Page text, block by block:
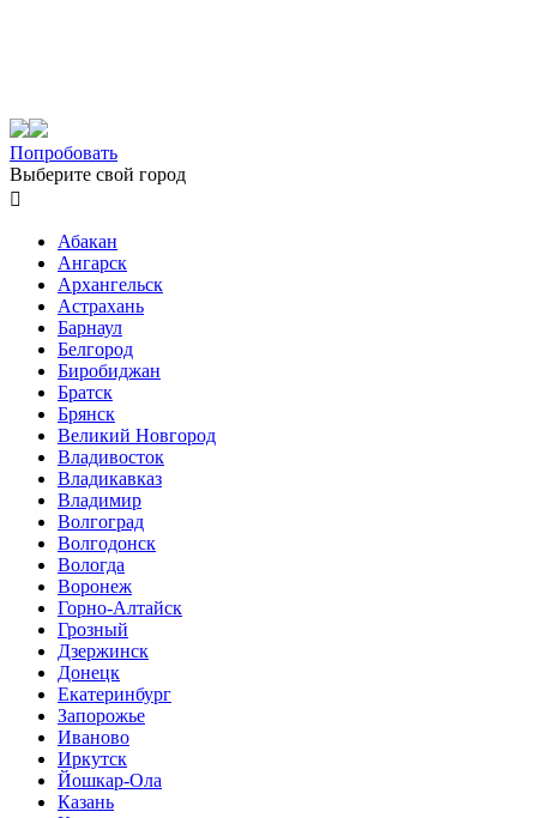
Попробовать
Выберите свой город

Абакан
Ангарск
Архангельск
Астрахань
Барнаул
Белгород
Биробиджан
Братск
Брянск
Великий Новгород
Владивосток
Владикавказ
Владимир
Волгоград
Волгодонск
Вологда
Воронеж
Горно-Алтайск
Грозный
Дзержинск
Донецк
Екатеринбург
Запорожье
Иваново
Иркутск
Йошкар-Ола
Казань